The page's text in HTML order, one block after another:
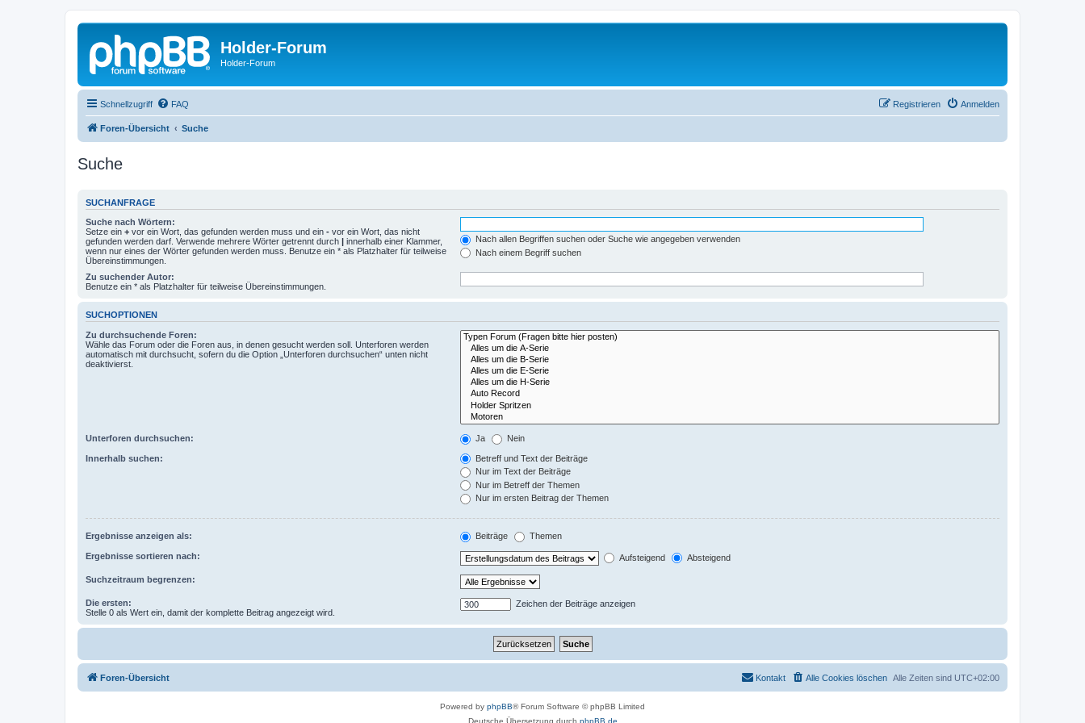
Holder-Forum
Holder-Forum
Schnellzugriff FAQ Anmelden
Registrieren
Foren-Übersicht Suche
Suche
SUCHANFRAGE
Suche nach Wörtern:
Setze ein + vor ein Wort, das gefunden werden muss und ein - vor ein Wort, das nicht
gefunden werden darf. Verwende mehrere Wörter getrennt durch | innerhalb einer Klammer,
wenn nur eines der Wörter gefunden werden muss. Benutze ein * als Platzhalter für teilweise
Übereinstimmungen.
Nach allen Begriffen suchen oder Suche wie angegeben verwenden
Nach einem Begriff suchen
Zu suchender Autor:
Benutze ein * als Platzhalter für teilweise Übereinstimmungen.
SUCHOPTIONEN
Zu durchsuchende Foren:
Wähle das Forum oder die Foren aus, in denen gesucht werden soll. Unterforen werden
automatisch mit durchsucht, sofern du die Option „Unterforen durchsuchen“ unten nicht
deaktivierst.
Unterforen durchsuchen: Ja Nein
Innerhalb suchen:
Betreff und Text der Beiträge
Nur im Text der Beiträge
Nur im Betreff der Themen
Nur im ersten Beitrag der Themen
Ergebnisse anzeigen als: Beiträge Themen
Ergebnisse sortieren nach: Aufsteigend Absteigend
Suchzeitraum begrenzen:
Die ersten:
Stelle 0 als Wert ein, damit der komplette Beitrag angezeigt wird.
Zeichen der Beiträge anzeigen
Foren-Übersicht Alle Zeiten sind UTC+02:00
Alle Cookies löschen
Kontakt
Powered by phpBB® Forum Software © phpBB Limited
Deutsche Übersetzung durch phpBB.de